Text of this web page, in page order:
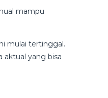
mampu
mulai tertinggal.
aktual yang bisa